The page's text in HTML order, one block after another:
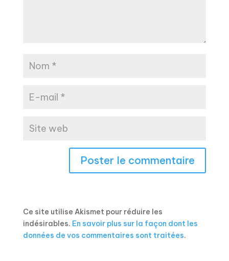
Ce site utilise Akismet pour réduire les
indésirables. En savoir plus sur la façon dont les
données de vos commentaires sont traitées.